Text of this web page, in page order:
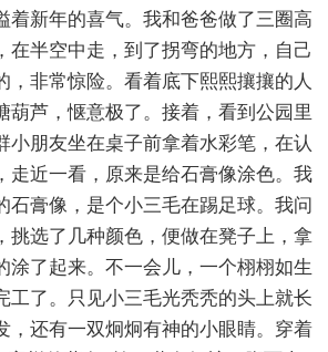
着新年的喜气。我和爸爸做了三圈高
在半空中走，到了拐弯的地方，自己
，非常惊险。看着底下熙熙攘攘的人
葫芦，惬意极了。接着，看到公园里
小朋友坐在桌子前拿着水彩笔，在认
走近一看，原来是给石膏像涂色。我
石膏像，是个小三毛在踢足球。我问
挑选了几种颜色，便做在凳子上，拿
涂了起来。不一会儿，一个栩栩如生
工了。只见小三毛光秃秃的头上就长
，还有一双炯炯有神的小眼睛。穿着